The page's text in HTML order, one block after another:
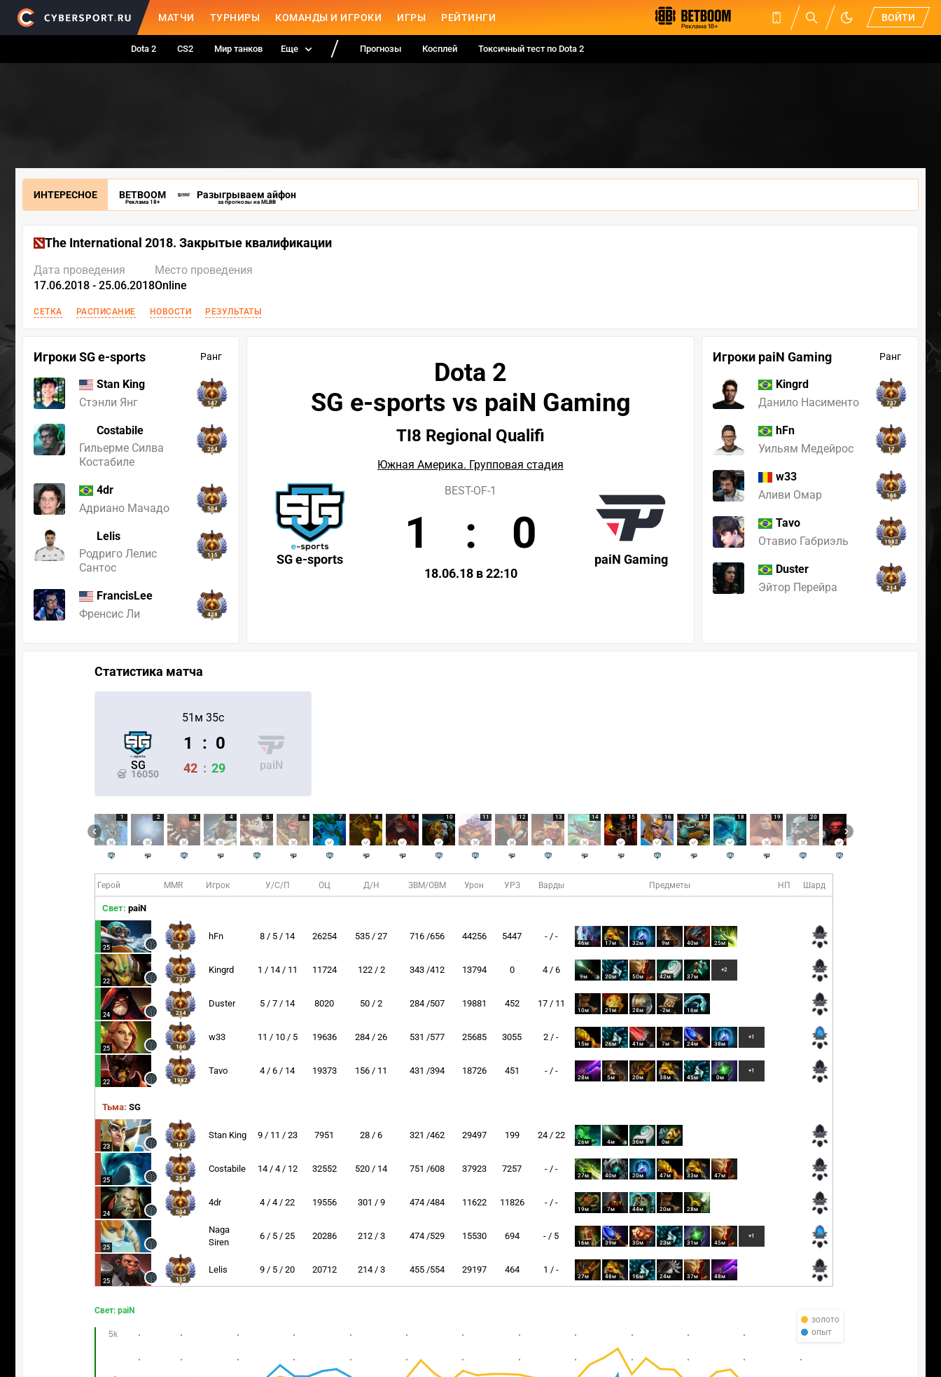
МАТЧИ ТУРНИРЫ КОМАНДЫ И ИГРОКИ ИГРЫ РЕЙТИНГИ ВОЙТИ
Dota 2 CS2 Мир танков Еще Прогнозы Косплей Токсичный тест по Dota 2
ИНТЕРЕСНОЕ BETBOOM
Реклама 18+
Разыгрываем айфон
за прогнозы на MLBB
The International 2018. Закрытые квалификации
Дата проведения
17.06.2018 - 25.06.2018
Место проведения
Online
СЕТКА РАСПИСАНИЕ НОВОСТИ РЕЗУЛЬТАТЫ
Игроки SG e-sports Ранг
Stan King
Стэнли Янг
147
Costabile
Гильерме Силва
Костабиле
254
4dr
Адриано Мачадо
504
Lelis
Родриго Лелис
Сантос
115
FrancisLee
Френсис Ли
428
Игроки paiN Gaming Ранг
Kingrd
Данило Насименто
737
hFn
Уильям Медейрос
17
w33
Аливи Омар
166
Tavo
Отавио Габриэль
1982
Duster
Эйтор Перейра
214
Dota 2
SG e-sports vs paiN Gaming
TI8 Regional Qualifi
Южная Америка. Групповая стадия
SG e-sports paiN Gaming
BEST-OF-1
1 : 0
18.06.18 в 22:10
Статистика матча
51м 35с
SG
16050
paiN
1 : 0
42 : 29
1 2 3 4 5 6 7 8 9 10 11 12 13 14 15 16 17 18 19 20
Герой MMR Игрок У/С/П ОЦ Д/Н ЗВМ/ОВМ Урон УРЗ Варды Предметы НП Шард
Свет: paiN
25 17
hFn 8 / 5 / 14 26254 535 / 27 716 /656 44256 5447 - / -
46м 17м 32м 9м 40м 25м
22 737
Kingrd 1 / 14 / 11 11724 122 / 2 343 /412 13794 0 4 / 6
9м 20м 50м 42м 37м
+2
24 214
Duster 5 / 7 / 14 8020 50 / 2 284 /507 19881 452 17 / 11
10м 21м 28м -2м 16м
25 166
w33 11 / 10 / 5 19636 284 / 26 531 /577 25685 3055 2 / -
15м 26м 41м 7м 24м 38м
+1
22 1982
Tavo 4 / 6 / 14 19373 156 / 11 431 /394 18726 451 - / -
28м 5м 20м 38м 45м 0м
+1
Тьма: SG
23 147
Stan King 9 / 11 / 23 7951 28 / 6 321 /462 29497 199 24 / 22
26м 4м 36м 0м
25 254
Costabile 14 / 4 / 12 32552 520 / 14 751 /608 37923 7257 - / -
27м 40м 20м 47м 33м 47м
24 504
4dr 4 / 4 / 22 19556 301 / 9 474 /484 11622 11826 - / -
19м 7м 44м 20м 28м
25
Naga
Siren
6 / 5 / 25 20286 212 / 3 474 /529 15530 694 - / 5
16м 39м 30м 23м 31м 45м
+1
25 115
Lelis 9 / 5 / 20 20712 214 / 3 455 /554 29197 464 1 / -
27м 48м 16м 24м 37м 48м
золото
опыт
Свет: paiN